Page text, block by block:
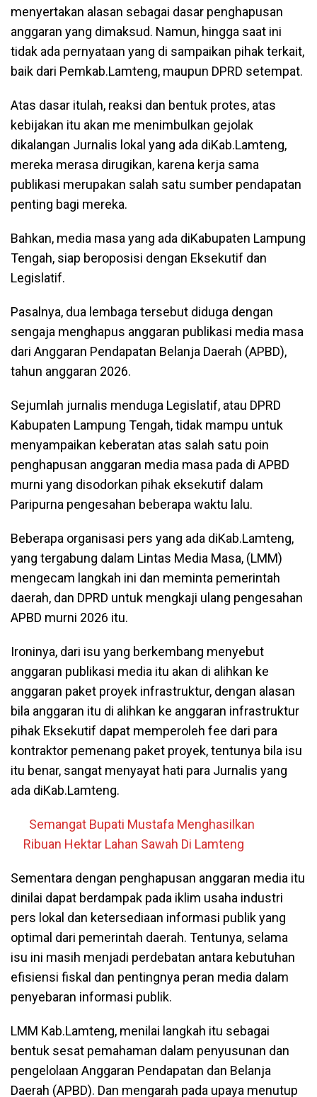
menyertakan alasan sebagai dasar penghapusan
anggaran yang dimaksud. Namun, hingga saat ini
tidak ada pernyataan yang di sampaikan pihak terkait,
baik dari Pemkab.Lamteng, maupun DPRD setempat.
Atas dasar itulah, reaksi dan bentuk protes, atas
kebijakan itu akan me menimbulkan gejolak
dikalangan Jurnalis lokal yang ada diKab.Lamteng,
mereka merasa dirugikan, karena kerja sama
publikasi merupakan salah satu sumber pendapatan
penting bagi mereka.
Bahkan, media masa yang ada diKabupaten Lampung
Tengah, siap beroposisi dengan Eksekutif dan
Legislatif.
Pasalnya, dua lembaga tersebut diduga dengan
sengaja menghapus anggaran publikasi media masa
dari Anggaran Pendapatan Belanja Daerah (APBD),
tahun anggaran 2026.
Sejumlah jurnalis menduga Legislatif, atau DPRD
Kabupaten Lampung Tengah, tidak mampu untuk
menyampaikan keberatan atas salah satu poin
penghapusan anggaran media masa pada di APBD
murni yang disodorkan pihak eksekutif dalam
Paripurna pengesahan beberapa waktu lalu.
Beberapa organisasi pers yang ada diKab.Lamteng,
yang tergabung dalam Lintas Media Masa, (LMM)
mengecam langkah ini dan meminta pemerintah
daerah, dan DPRD untuk mengkaji ulang pengesahan
APBD murni 2026 itu.
Ironinya, dari isu yang berkembang menyebut
anggaran publikasi media itu akan di alihkan ke
anggaran paket proyek infrastruktur, dengan alasan
bila anggaran itu di alihkan ke anggaran infrastruktur
pihak Eksekutif dapat memperoleh fee dari para
kontraktor pemenang paket proyek, tentunya bila isu
itu benar, sangat menyayat hati para Jurnalis yang
ada diKab.Lamteng.
Semangat Bupati Mustafa Menghasilkan
Ribuan Hektar Lahan Sawah Di Lamteng
Sementara dengan penghapusan anggaran media itu
dinilai dapat berdampak pada iklim usaha industri
pers lokal dan ketersediaan informasi publik yang
optimal dari pemerintah daerah. Tentunya, selama
isu ini masih menjadi perdebatan antara kebutuhan
efisiensi fiskal dan pentingnya peran media dalam
penyebaran informasi publik.
LMM Kab.Lamteng, menilai langkah itu sebagai
bentuk sesat pemahaman dalam penyusunan dan
pengelolaan Anggaran Pendapatan dan Belanja
Daerah (APBD). Dan mengarah pada upaya menutup